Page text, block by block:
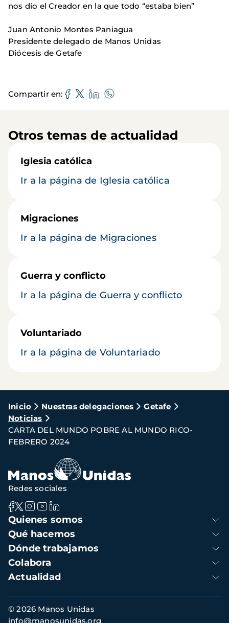
nos dio el Creador en la que todo “estaba bien”
Juan Antonio Montes Paniagua
Presidente delegado de Manos Unidas
Diócesis de Getafe
Compartir en
Otros temas de actualidad
Iglesia católica
Ir a la página de Iglesia católica
Migraciones
Ir a la página de Migraciones
Guerra y conflicto
Ir a la página de Guerra y conflicto
Voluntariado
Ir a la página de Voluntariado
Ruta
de
navegación
Inicio Nuestras delegaciones
Getafe
Noticias
CARTA DEL MUNDO POBRE AL MUNDO RICO-
FEBRERO 2024
Navegación
principal
Quienes somos
Qué hacemos
Dónde trabajamos
Colabora
Actualidad
Redes sociales
Información
de
© 2026 Manos Unidas
info@manosunidas.org